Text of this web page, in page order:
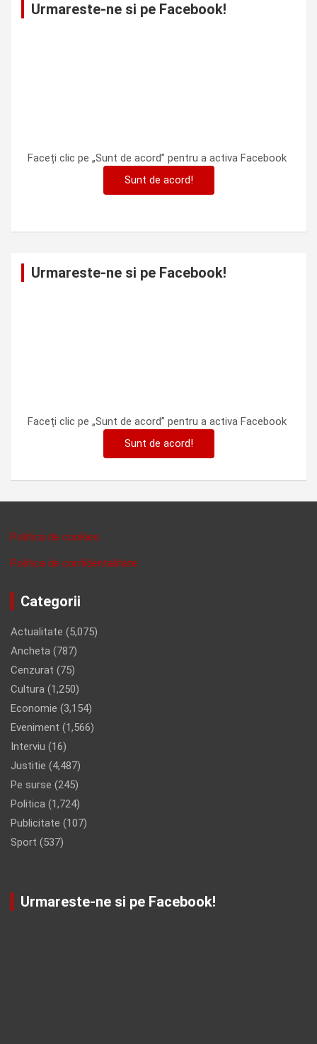
Urmareste-ne si pe Facebook!
Faceți clic pe „Sunt de acord” pentru a activa Facebook
Sunt de acord!
Urmareste-ne si pe Facebook!
Faceți clic pe „Sunt de acord” pentru a activa Facebook
Sunt de acord!
Politica de cookies
Politica de confidentalitate
Categorii
Actualitate (5,075)
Ancheta (787)
Cenzurat (75)
Cultura (1,250)
Economie (3,154)
Eveniment (1,566)
Interviu (16)
Justitie (4,487)
Pe surse (245)
Politica (1,724)
Publicitate (107)
Sport (537)
Urmareste-ne si pe Facebook!